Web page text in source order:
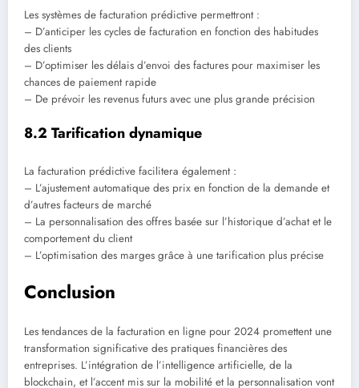
Les systèmes de facturation prédictive permettront :
– D’anticiper les cycles de facturation en fonction des habitudes
des clients
– D’optimiser les délais d’envoi des factures pour maximiser les
chances de paiement rapide
– De prévoir les revenus futurs avec une plus grande précision
8.2 Tarification dynamique
La facturation prédictive facilitera également :
– L’ajustement automatique des prix en fonction de la demande et
d’autres facteurs de marché
– La personnalisation des offres basée sur l’historique d’achat et le
comportement du client
– L’optimisation des marges grâce à une tarification plus précise
Conclusion
Les tendances de la facturation en ligne pour 2024 promettent une
transformation significative des pratiques financières des
entreprises. L’intégration de l’intelligence artificielle, de la
blockchain, et l’accent mis sur la mobilité et la personnalisation vont